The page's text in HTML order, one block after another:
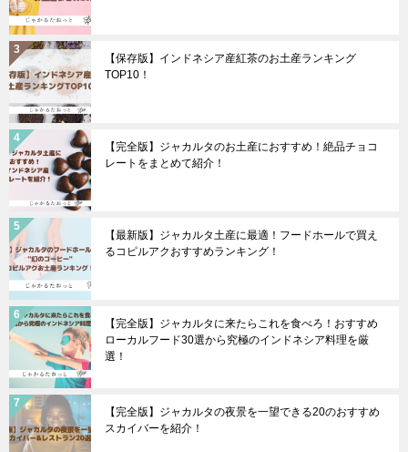
【保存版】インドネシア産紅茶のお土産ランキング
TOP10！
【完全版】ジャカルタのお土産におすすめ！絶品チョコ
レートをまとめて紹介！
【最新版】ジャカルタ土産に最適！フードホールで買え
るコピルアクおすすめランキング！
【完全版】ジャカルタに来たらこれを食べろ！おすすめ
ローカルフード30選から究極のインドネシア料理を厳
選！
【完全版】ジャカルタの夜景を一望できる20のおすすめ
スカイバーを紹介！